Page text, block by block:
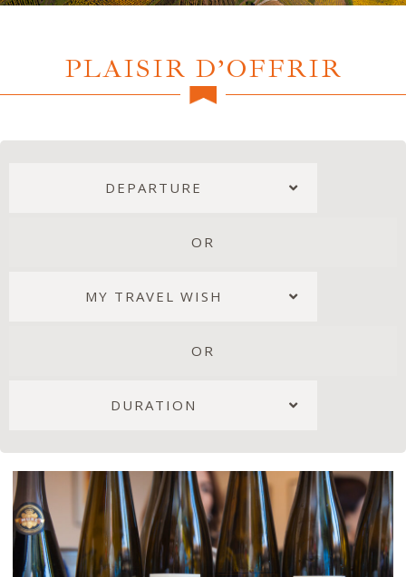
PLAISIR D’OFFRIR
DEPARTURE
OR
MY TRAVEL WISH
OR
DURATION